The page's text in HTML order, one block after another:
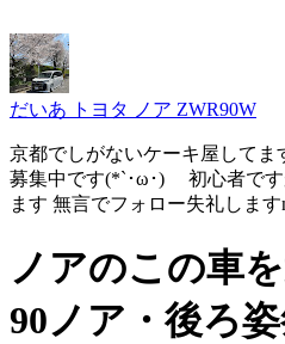
だいあ トヨタ ノア ZWR90W
京都でしがないケーキ屋して
募集中です(*`･ω･)ゞ 初心者で
ます 無言でフォロー失礼します
ノアのこの車
90ノア・後ろ